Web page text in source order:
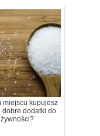
miejscu kupujesz
dobre dodatki do
żywności?